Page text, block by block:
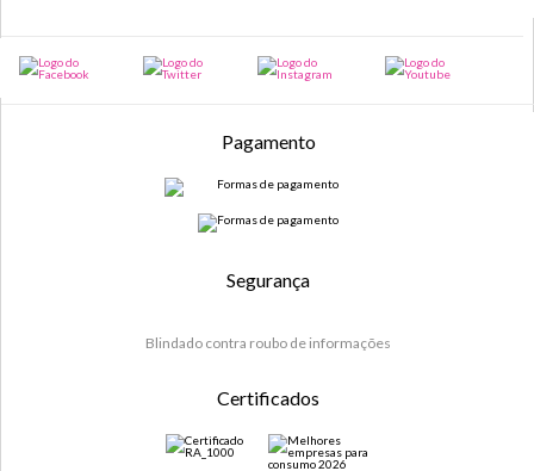
Pagamento
Segurança
Blindado contra roubo de informações
Certificados